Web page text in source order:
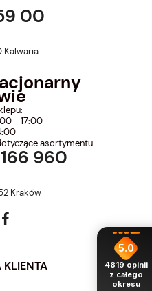
00
Kalwaria
- 17:00
asortymentu
960
Kraków
5.0
4819 opinii
z całego
okresu